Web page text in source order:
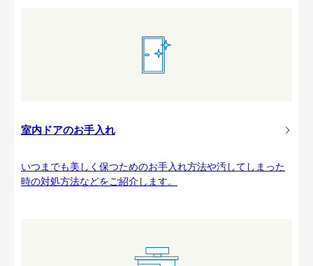
室内ドアのお手入れ
いつまでも美しく保つためのお手入れ方法や汚してしまった
時の対処方法などをご紹介します。